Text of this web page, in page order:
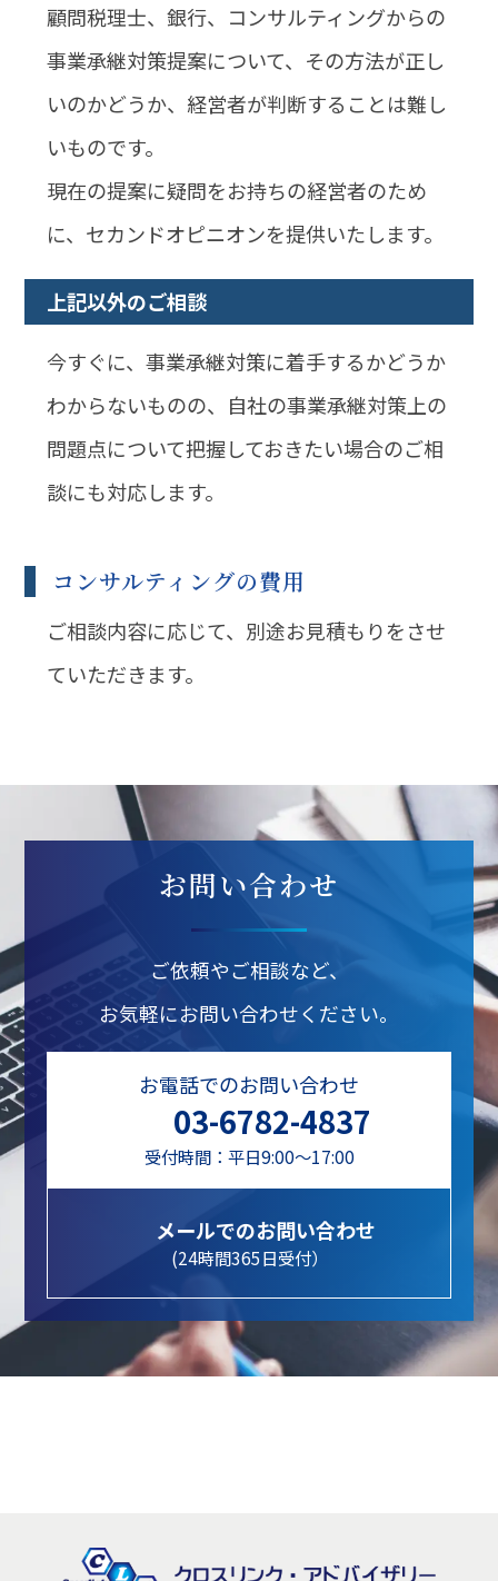
顧問税理士、銀行、コンサルティングからの
事業承継対策提案について、その方法が正し
いのかどうか、経営者が判断することは難し
いものです。
現在の提案に疑問をお持ちの経営者のため
に、セカンドオピニオンを提供いたします。
上記以外のご相談
今すぐに、事業承継対策に着手するかどうか
わからないものの、自社の事業承継対策上の
問題点について把握しておきたい場合のご相
談にも対応します。
コンサルティングの費用
ご相談内容に応じて、別途お見積もりをさせ
ていただきます。
お問い合わせ
ご依頼やご相談など、
お気軽にお問い合わせください。
お電話でのお問い合わせ
03-6782-4837
受付時間：平日9:00～17:00
メールでのお問い合わせ
(24時間365日受付）